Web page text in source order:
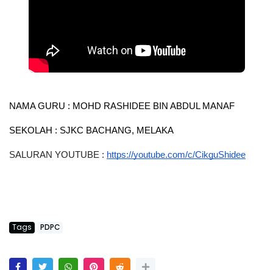
NAMA GURU : MOHD RASHIDEE BIN ABDUL MANAF
SEKOLAH : SJKC BACHANG, MELAKA
SALURAN YOUTUBE : https://youtube.com/c/CikguShidee
Tags PDPC